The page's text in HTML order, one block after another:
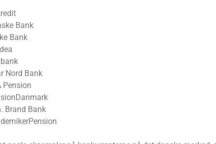
Bank
Bank
Nord Bank
Pension
Brand Bank